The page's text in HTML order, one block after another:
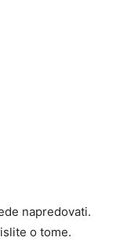
napredovati.
o tome.